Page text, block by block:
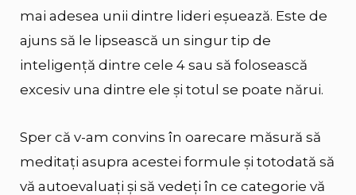
mai adesea unii dintre lideri eșuează. Este de
ajuns să le lipsească un singur tip de
inteligență dintre cele 4 sau să folosească
excesiv una dintre ele și totul se poate nărui.
Sper că v-am convins în oarecare măsură să
meditați asupra acestei formule și totodată să
vă autoevaluați și să vedeți în ce categorie vă